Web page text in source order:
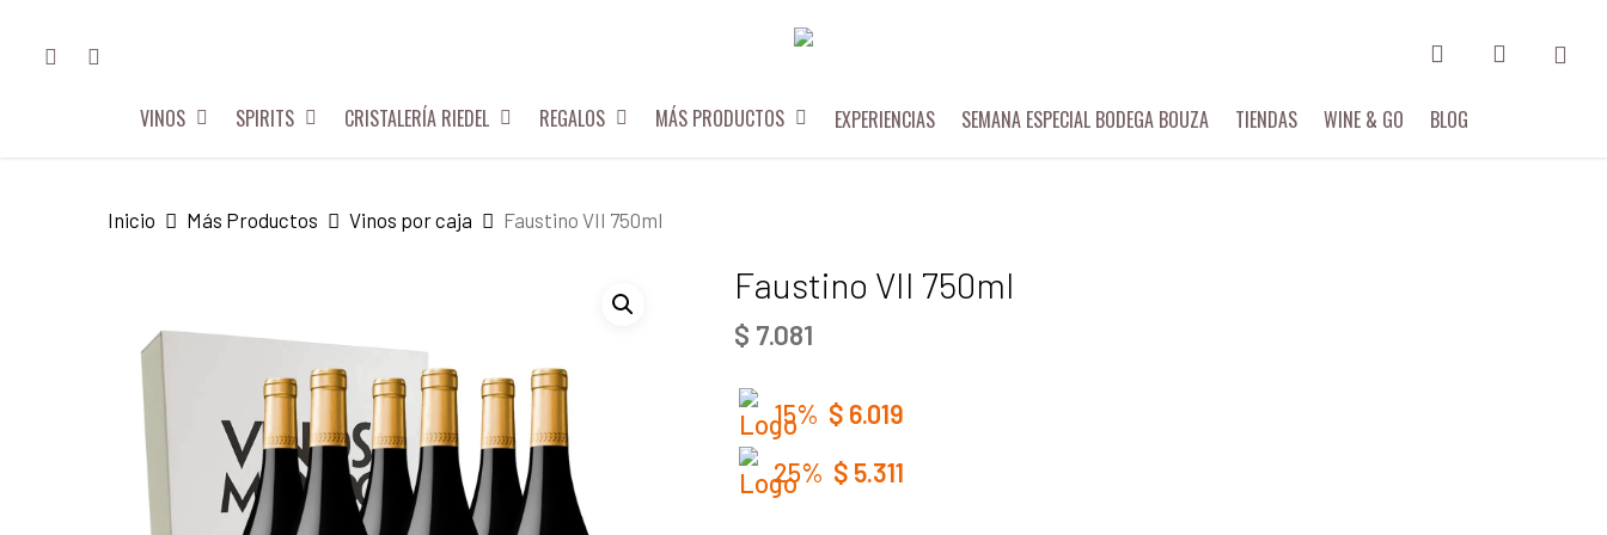
FACEBOOKINSTAGRAM
VINOS SPIRITS CRISTALERÍA RIEDEL REGALOS MÁS PRODUCTOS EXPERIENCIAS SEMANA ESPECIAL BODEGA BOUZA TIENDAS WINE & GO BLOG
Inicio Más Productos Vinos por caja Faustino VII 750ml
Faustino VII 750ml
$ 7.081
15% $ 6.019
25% $ 5.311